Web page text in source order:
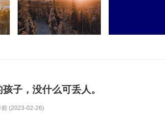
子，没什么可丢人。
前 (2023-02-26)